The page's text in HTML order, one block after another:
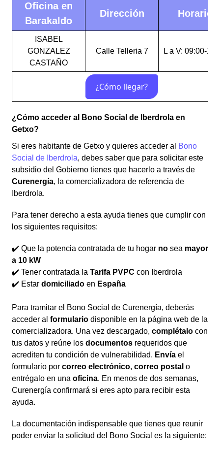
Oficina en
Barakaldo
Dirección Horario
ISABEL
GONZALEZ
CASTAÑO
Calle Telleria 7 L a V: 09:00-
¿Cómo acceder al Bono Social de Iberdrola en
Getxo?
Si eres habitante de Getxo y quieres acceder al
Bono
Social de Iberdrola, debes saber que para solicitar este
subsidio del Gobierno tienes que hacerlo a través de
Curenergía, la comercializadora de referencia de
Iberdrola.
Para tener derecho a esta ayuda tienes que cumplir con
los siguientes requisitos:
✔️ Que la potencia contratada de tu hogar no sea mayor
a 10 kW
✔️ Tener contratada la Tarifa PVPC con Iberdrola
✔️ Estar domiciliado en España
Para tramitar el Bono Social de Curenergía, deberás
acceder al formulario disponible en la página web de la
comercializadora. Una vez descargado, complétalo con
tus datos y reúne los documentos requeridos que
acrediten tu condición de vulnerabilidad. Envía el
formulario por correo electrónico, correo postal o
entrégalo en una oficina. En menos de dos semanas,
Curenergía confirmará si eres apto para recibir esta
ayuda.
La documentación indispensable que tienes que reunir
poder enviar la solicitud del Bono Social es la siguiente: